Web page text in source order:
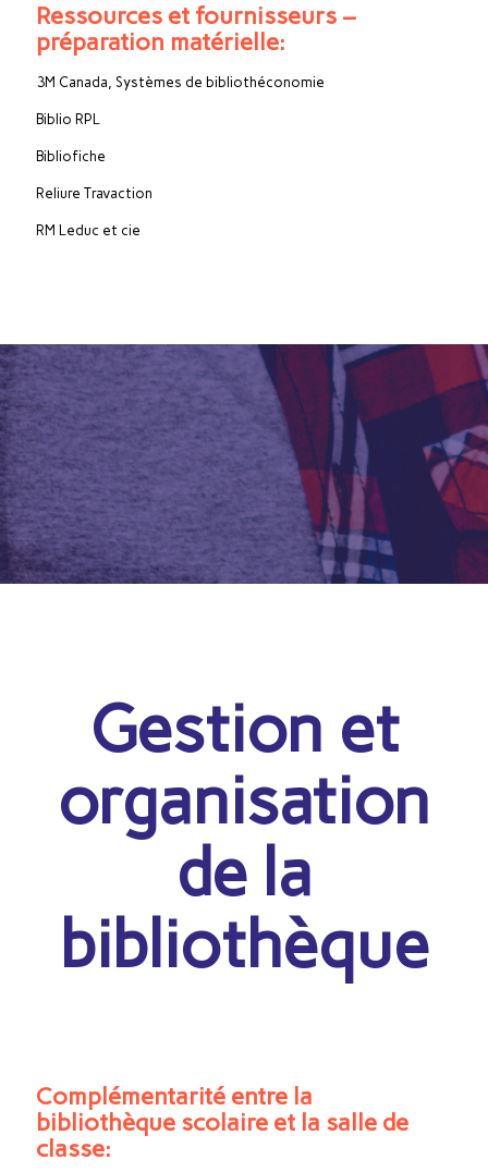
Ressources et fournisseurs –
préparation matérielle:
3M Canada, Systèmes de bibliothéconomie
Biblio RPL
Bibliofiche
Reliure Travaction
RM Leduc et cie
Gestion et
organisation
de la
bibliothèque
Complémentarité entre la
bibliothèque scolaire et la salle de
classe: